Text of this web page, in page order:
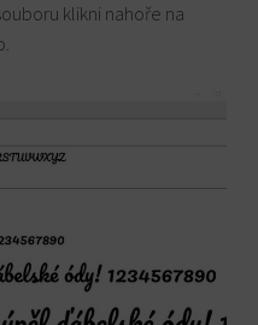
klikni nahoře na